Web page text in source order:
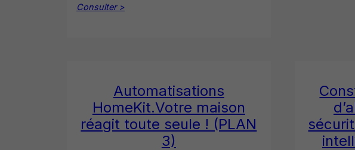
Consulter >
Automatisations
HomeKit.Votre maison
réagit toute seule ! (PLAN
3)